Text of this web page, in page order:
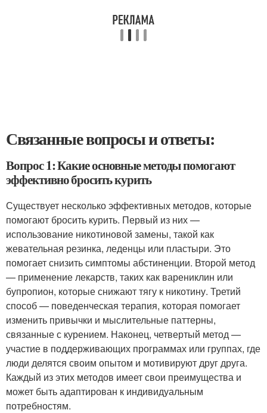
Связанные вопросы и ответы:
Вопрос 1: Какие основные методы помогают
эффективно бросить курить
Существует несколько эффективных методов, которые
помогают бросить курить. Первый из них —
использование никотиновой замены, такой как
жевательная резинка, леденцы или пластыри. Это
помогает снизить симптомы абстиненции. Второй метод
— применение лекарств, таких как варениклин или
бупропион, которые снижают тягу к никотину. Третий
способ — поведенческая терапия, которая помогает
изменить привычки и мыслительные паттерны,
связанные с курением. Наконец, четвертый метод —
участие в поддерживающих программах или группах, где
люди делятся своим опытом и мотивируют друг друга.
Каждый из этих методов имеет свои преимущества и
может быть адаптирован к индивидуальным
потребностям.